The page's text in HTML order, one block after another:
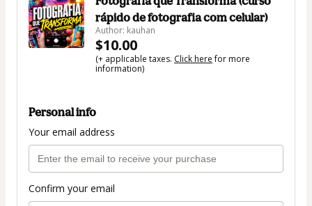
rápido de fotografia com celular)
Author: kauhan
$10.00
(+ applicable taxes. Click herefor more
information)
Personal info
Your email address
Confirm your email